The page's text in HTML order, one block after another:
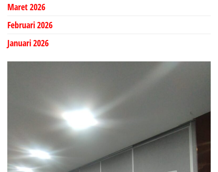
Maret 2026
Februari 2026
Januari 2026